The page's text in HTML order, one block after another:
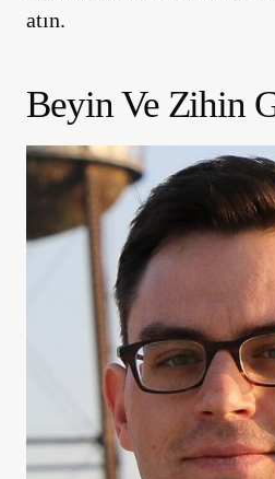
atın.
Beyin Ve Zihin